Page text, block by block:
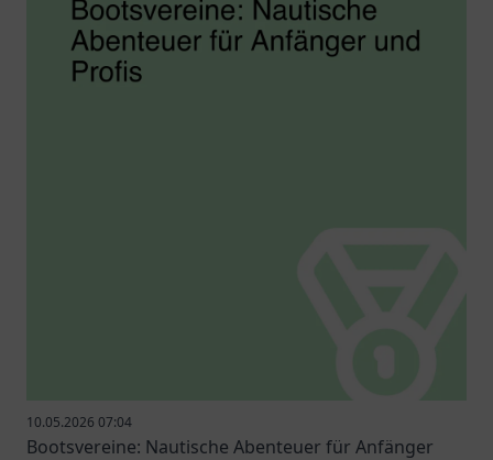
10.05.2026 07:04
Bootsvereine: Nautische Abenteuer für Anfänger